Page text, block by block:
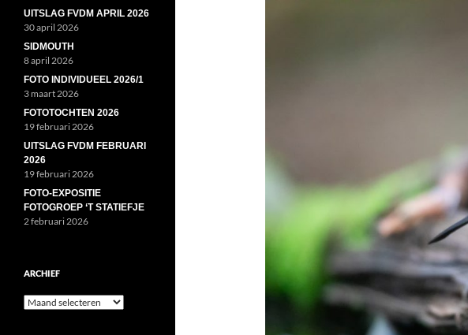
UITSLAG FVDM APRIL 2026
30 april 2026
SIDMOUTH
8 april 2026
FOTO INDIVIDUEEL 2026/1
3 maart 2026
FOTOTOCHTEN 2026
19 februari 2026
UITSLAG FVDM FEBRUARI
2026
19 februari 2026
FOTO-EXPOSITIE
FOTOGROEP ‘T STATIEFJE
2 februari 2026
ARCHIEF
Archief